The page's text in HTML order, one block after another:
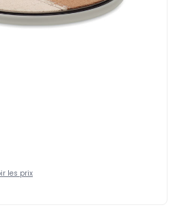
les prix